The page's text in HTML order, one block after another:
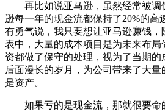
再比如说亚马逊，虽然经常被调
逊每一年的现金流都保持了20%的高
有勇气说，我只要想让亚马逊赚钱，
表中，大量的成本项目是为未来布
资都做了保守的处理，视为了当期
后面漫长的岁月，为公司带来了大
是资产。
如果亏的是现金流，那就很要命